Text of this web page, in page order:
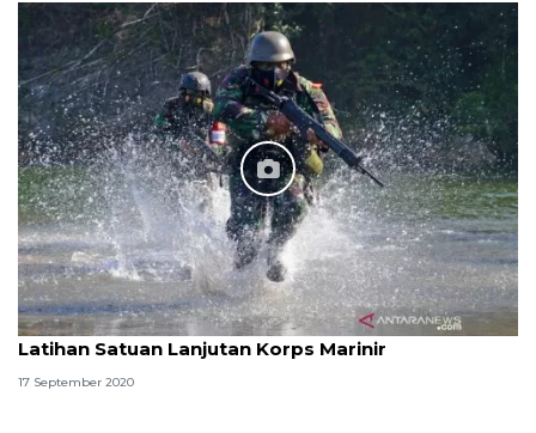
Korps Marinir TNI AL bantu evakuasi warga
16 Januari 2021